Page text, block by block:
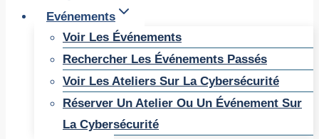
Evénements
Voir Les Événements
Rechercher Les Événements Passés
Voir Les Ateliers Sur La Cybersécurité
Réserver Un Atelier Ou Un Événement Sur
La Cybersécurité